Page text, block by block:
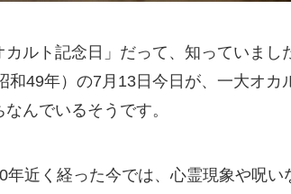
カルト記念日」だって、知っていまし
和49年）の7月13日今日が、一大オ
んでいるそうです。
年近く経った今では、心霊現象や呪